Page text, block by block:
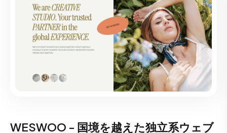
WESWOO - 国境を越えた独立系ウェブ